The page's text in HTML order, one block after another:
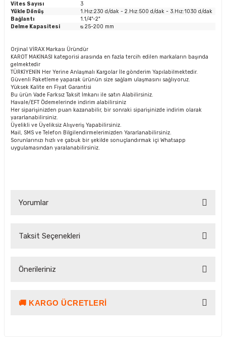
Vites Sayısı
3
Yükle Dönüş
1.Hız:230 d/dak - 2.Hız:500 d/dak - 3.Hız:1030 d/dak
Bağlantı
1.1/4"-2"
Delme Kapasitesi
ᴓ 25-200 mm
Orjinal VİRAX Markası Üründür
KAROT MAKİNASI kategorisi arasında en fazla tercih edilen markaların başında
gelmektedir
TÜRKİYENİN Her Yerine Anlaşmalı Kargolar İle gönderim Yapılabilmektedir.
Güvenli Paketleme yaparak ürünün size sağlam ulaşmasını sağlıyoruz.
Yüksek Kalite en Fiyat Garantisi
Bu ürün Vade Farksız Taksit İmkanı ile satın Alabilirsiniz.
Havale/EFT Ödemelerinde indirim alabilirsiniz
Her siparişinizden puan kazanabilir, bir sonraki siparişinizde indirim olarak
yararlanabilirsiniz.
Üyelikli ve Üyeliksiz Alışveriş Yapabilirsiniz.
Mail, SMS ve Telefon Bilgilendirmelerimizden Yararlanabilirsiniz.
Sorunlarınızı hızlı ve çabuk bir şekilde sonuçlandırmak içi Whatsapp
uygulamasından yaralanabilirsiniz.
Yorumlar
Taksit Seçenekleri
Önerileriniz
Bu ürünün fiyat bilgisi, resim, ürün açıklamalarında ve diğer
🚚 KARGO ÜCRETLERI